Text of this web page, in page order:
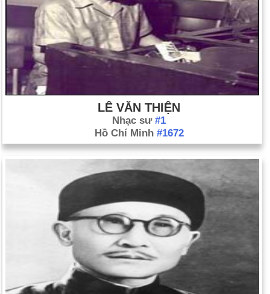
LÊ VĂN THIỆN
Nhạc sư #1
Hồ Chí Minh #1672